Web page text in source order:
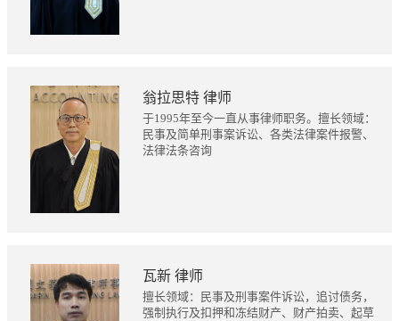
翁拉思特 律师
于1995年至今一直从事律师职务。擅长领域：
民事及简单刑事案诉讼、各类法律案件报警、
法律法条咨询
瓦新 律师
擅长领域：民事及刑事案件诉讼，追讨债务，
强制执行及扣押和冻结财产、财产拍卖、起草